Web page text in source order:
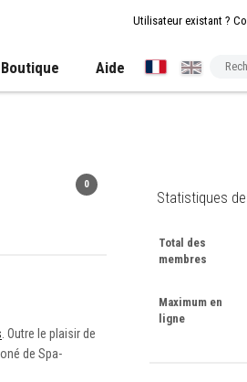
Utilisateur existant ?
Boutique Aide
0
. Outre le plaisir de
de Spa-
Statistiques
Total des
membres
Maximum en
ligne